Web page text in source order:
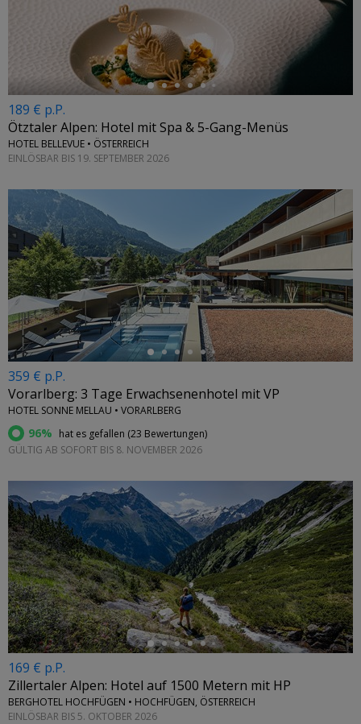
189 € p.P.
Ötztaler Alpen: Hotel mit Spa & 5-Gang-Menüs
HOTEL BELLEVUE • ÖSTERREICH
EINLÖSBAR BIS 19. SEPTEMBER 2026
←
359 € p.P.
Vorarlberg: 3 Tage Erwachsenenhotel mit VP
HOTEL SONNE MELLAU • VORARLBERG
96% hat es gefallen (23 Bewertungen)
GÜLTIG AB SOFORT BIS 8. NOVEMBER 2026
←
169 € p.P.
Zillertaler Alpen: Hotel auf 1500 Metern mit HP
BERGHOTEL HOCHFÜGEN • HOCHFÜGEN, ÖSTERREICH
EINLÖSBAR BIS 5. OKTOBER 2026